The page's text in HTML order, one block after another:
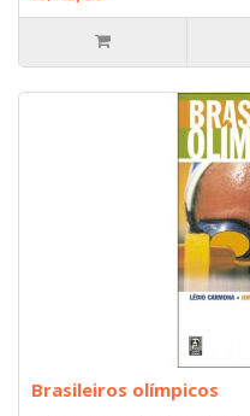
Brasileiros olímpicos